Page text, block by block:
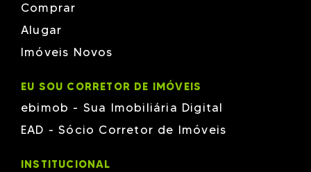
Comprar
Alugar
Imóveis Novos
EU SOU CORRETOR DE IMÓVEIS
ebimob - Sua Imobiliária Digital
EAD - Sócio Corretor de Imóveis
INSTITUCIONAL